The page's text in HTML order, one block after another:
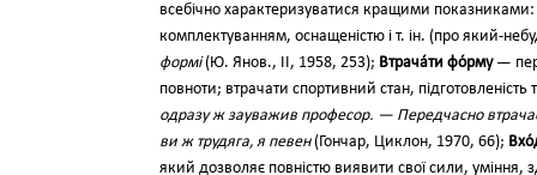
всебічно характеризуватися кращими
комплектуванням, оснащеністю і т. ін. (про який-
формі(Ю. Янов., II, 1958, 253); Втрача́ти фо́рму—
повноти; втрачати спортивний стан, підготовленість
одразу ж зауважив професор. — Передчасно
ви ж трудяга, я певен(Гончар, Циклон, 1970, 66);
який дозволяє повністю виявити свої сили, уміння,